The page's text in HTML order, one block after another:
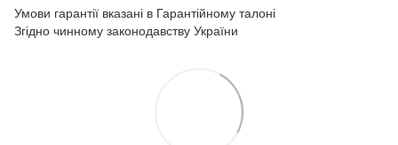
Умови гарантії вказані в Гарантійному талоні
Згідно чинному законодавству України